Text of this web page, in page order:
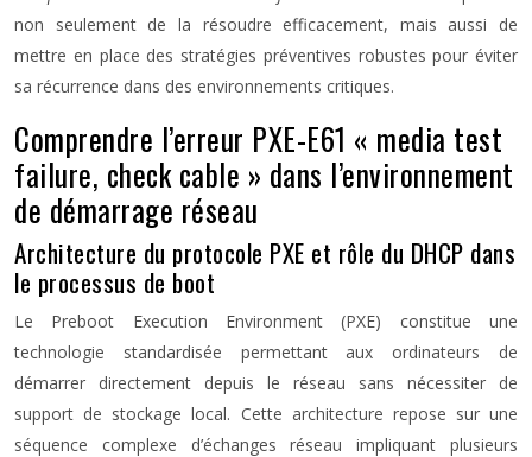
non seulement de la résoudre efficacement, mais aussi de
mettre en place des stratégies préventives robustes pour éviter
sa récurrence dans des environnements critiques.
Comprendre l’erreur PXE-E61 « media test
failure, check cable » dans l’environnement
de démarrage réseau
Architecture du protocole PXE et rôle du DHCP dans
le processus de boot
Le Preboot Execution Environment (PXE) constitue une
technologie standardisée permettant aux ordinateurs de
démarrer directement depuis le réseau sans nécessiter de
support de stockage local. Cette architecture repose sur une
séquence complexe d’échanges réseau impliquant plusieurs